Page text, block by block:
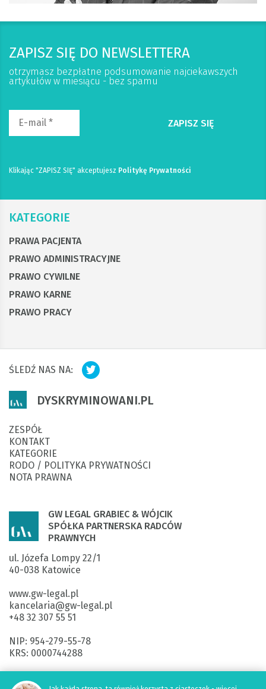
ZAPISZ SIĘ DO NEWSLETTERA
otrzymasz bezpłatne podsumowanie najciekawszych
artykułów w miesiącu - bez spamu
Klikając "ZAPISZ SIĘ" akceptujesz Politykę Prywatności
KATEGORIE
PRAWA PACJENTA
PRAWO ADMINISTRACYJNE
PRAWO CYWILNE
PRAWO KARNE
PRAWO PRACY
GW LEGAL GRABIEC & WÓJCIK
SPÓŁKA PARTNERSKA RADCÓW
PRAWNYCH
ul. Józefa Lompy 22/1
40-038 Katowice
www.gw-legal.pl
kancelaria@gw-legal.pl
+48 32 307 55 51
NIP: 954-279-55-78
KRS: 0000744288
DYSKRYMINOWANI.PL
ZESPÓŁ
KONTAKT
KATEGORIE
RODO / POLITYKA PRYWATNOŚCI
NOTA PRAWNA
ŚLEDŹ NAS NA: